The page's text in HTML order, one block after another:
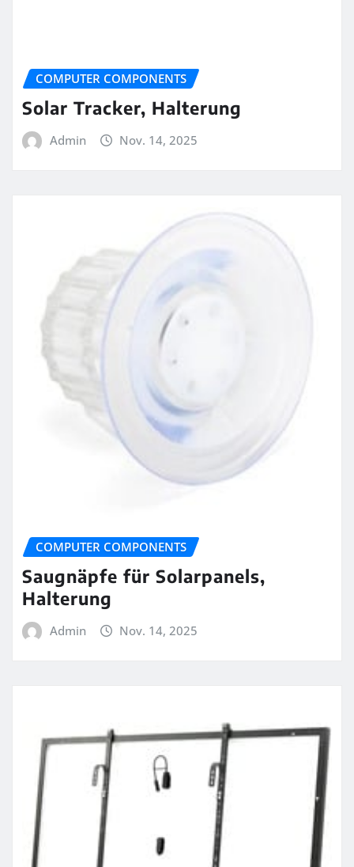
COMPUTER COMPONENTS
Solar Tracker, Halterung
Admin Nov. 14, 2025
COMPUTER COMPONENTS
Saugnäpfe für Solarpanels,
Halterung
Admin Nov. 14, 2025